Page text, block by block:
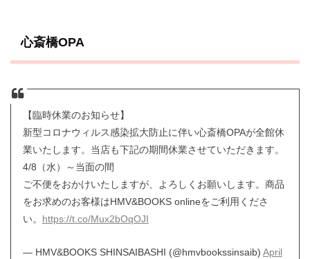
心斎橋OPA
【臨時休業のお知らせ】
新型コロナウィルス感染拡大防止に伴い心斎橋OPAが全館休
業いたします。当店も下記の期間休業させていただきます。
4/8（水）～当面の間
ご不便をおかけいたしますが、よろしくお願いします。商品
をお求めのお客様はHMV&BOOKS onlineをご利用くださ
い。 https://t.co/Mux2bOqOJI
— HMV&BOOKS SHINSAIBASHI (@hmvbookssinsaib) April